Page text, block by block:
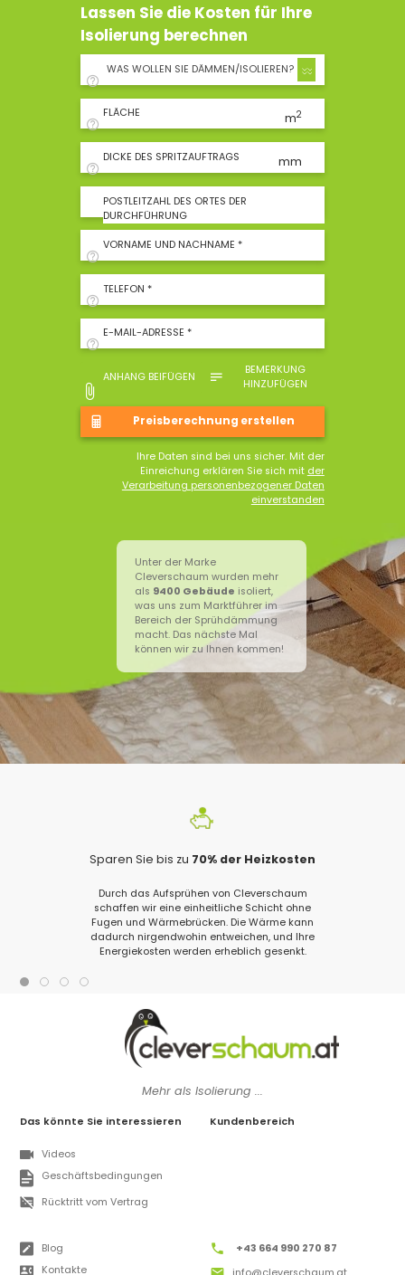
Lassen Sie die Kosten für Ihre
Isolierung berechnen
WAS WOLLEN SIE DÄMMEN/ISOLIEREN?
FLÄCHE m2
DICKE DES SPRITZAUFTRAGS mm
POSTLEITZAHL DES ORTES DER
DURCHFÜHRUNG
VORNAME UND NACHNAME *
TELEFON *
E-MAIL-ADRESSE *
ANHANG BEIFÜGEN
BEMERKUNG
HINZUFÜGEN
Ihre Daten sind bei uns sicher. Mit der
Einreichung erklären Sie sich mit der
Verarbeitung personenbezogener Daten
einverstanden
Unter der Marke
Cleverschaum wurden mehr
als 9400 Gebäude isoliert,
was uns zum Marktführer im
Bereich der Sprühdämmung
macht. Das nächste Mal
können wir zu Ihnen kommen!
Sparen Sie bis zu 70% der Heizkosten
Durch das Aufsprühen von Cleverschaum
schaffen wir eine einheitliche Schicht ohne
Fugen und Wärmebrücken. Die Wärme kann
dadurch nirgendwohin entweichen, und Ihre
Energiekosten werden erheblich gesenkt.
Mehr als Isolierung ...
Das könnte Sie interessieren
Videos
Geschäftsbedingungen
Rücktritt vom Vertrag
Kundenbereich
Blog
Kontakte
+43 664 990 270 87